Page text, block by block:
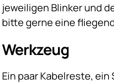
jeweiligen Blinker und
bitte gerne eine
Werkzeug
Ein paar Kabelreste,